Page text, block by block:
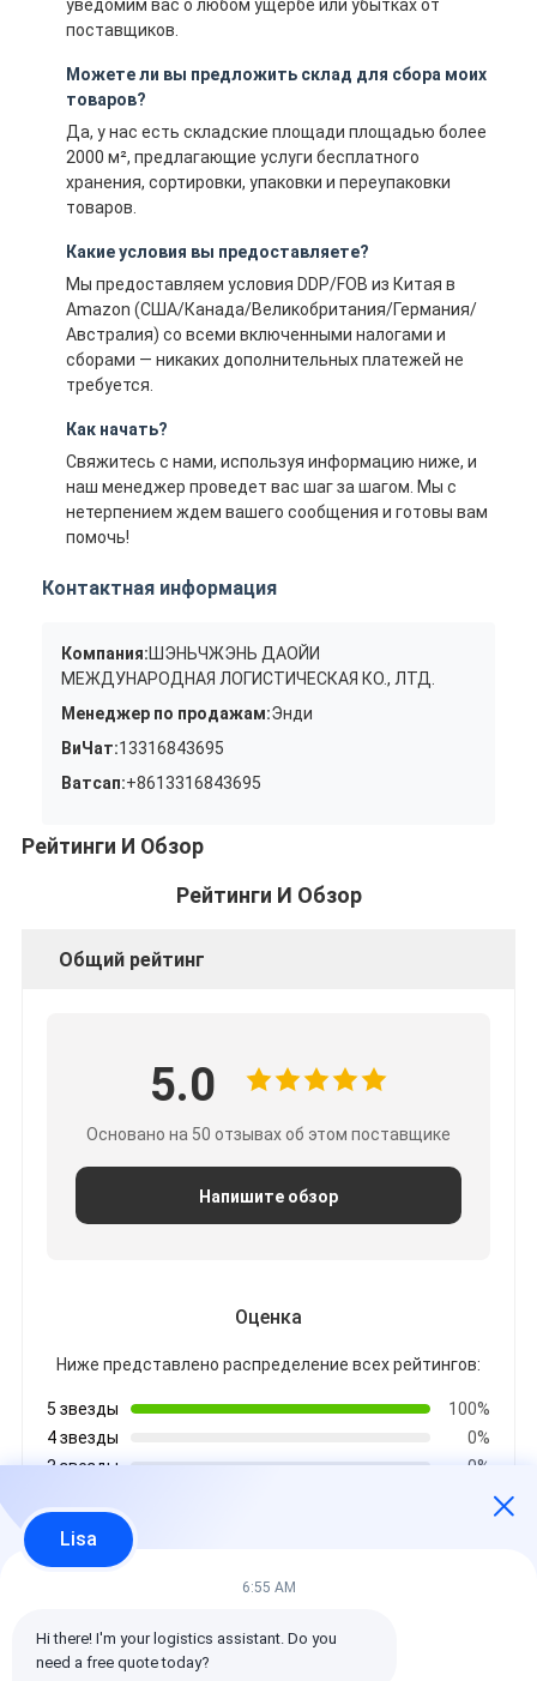
уведомим вас о любом ущербе или убытках от
поставщиков.
Можете ли вы предложить склад для сбора моих
товаров?
Да, у нас есть складские площади площадью более
2000 м², предлагающие услуги бесплатного
хранения, сортировки, упаковки и переупаковки
товаров.
Какие условия вы предоставляете?
Мы предоставляем условия DDP/FOB из Китая в
Amazon (США/Канада/Великобритания/Германия/
Австралия) со всеми включенными налогами и
сборами — никаких дополнительных платежей не
требуется.
Как начать?
Свяжитесь с нами, используя информацию ниже, и
наш менеджер проведет вас шаг за шагом. Мы с
нетерпением ждем вашего сообщения и готовы вам
помочь!
Контактная информация
Компания:ШЭНЬЧЖЭНЬ ДАОЙИ
МЕЖДУНАРОДНАЯ ЛОГИСТИЧЕСКАЯ КО., ЛТД.
Менеджер по продажам:Энди
ВиЧат:13316843695
Ватсап:+8613316843695
Рейтинги И Обзор
Рейтинги И Обзор
Общий рейтинг
5.0
Основано на 50 отзывах об этом поставщике
Напишите обзор
Оценка
Ниже представлено распределение всех рейтингов:
5 звезды
100%
4 звезды
0%
3 звезды
0%
emin
Lisa
6:55 AM
Hi there! I'm your logistics assistant. Do you
need a free quote today?